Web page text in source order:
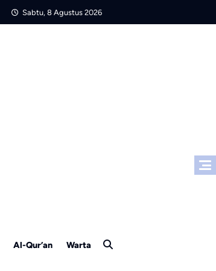
Sabtu, 8 Agustus 2026
Al-Qur’an Warta